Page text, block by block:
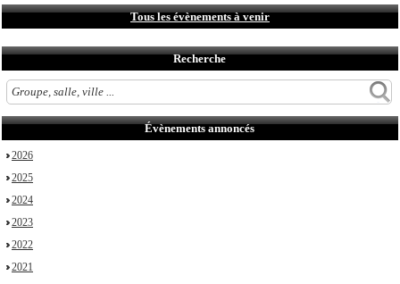
Tous les évènements à venir
Recherche
Évènements annoncés
2026
2025
2024
2023
2022
2021